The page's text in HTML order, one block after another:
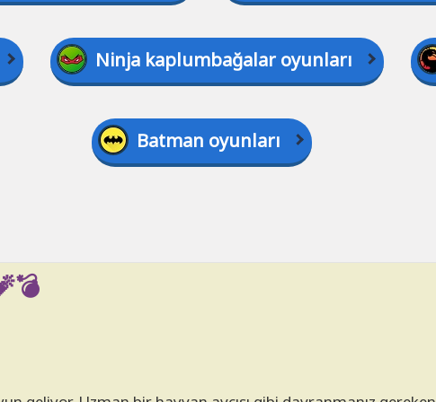
Ninja kaplumbağalar oyunları
Batman oyunları